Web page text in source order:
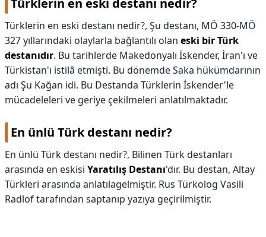
Türklerin en eski destanı nedir?
Türklerin en eski destanı nedir?, Şu destanı, MÖ 330-MÖ
327 yıllarındaki olaylarla bağlantılı olan eski bir Türk
destanıdır. Bu tarihlerde Makedonyalı İskender, İran'ı ve
Türkistan'ı istilâ etmişti. Bu dönemde Saka hükümdarının
adı Şu Kağan idi. Bu Destanda Türklerin İskender'le
mücadeleleri ve geriye çekilmeleri anlatılmaktadır.
En ünlü Türk destanı nedir?
En ünlü Türk destanı nedir?, Bilinen Türk destanları
arasında en eskisi Yaratılış Destanı'dır. Bu destan, Altay
Türkleri arasında anlatılagelmiştir. Rus Türkolog Vasili
Radlof tarafından saptanıp yazıya geçirilmiştir.